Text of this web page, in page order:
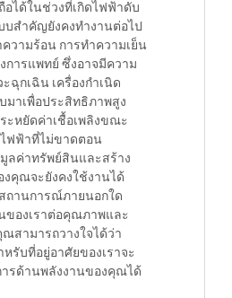
อได้ในช่วงที่เกิดไฟฟ้าดับ
สำคัญยังคงทำงานต่อไป
วามร้อน การทำความเย็น
การแพทย์ ซึ่งอาจมีความ
ฉุกเฉิน เครื่องกำเนิด
มาเพื่อประสิทธิภาพสูง
ะหยัดค่าเชื้อเพลิงขณะ
ฟฟ้าที่ไม่ขาดตอน
ลค่าทรัพย์สินและสร้าง
คุณจะยังคงใช้งานได้
ถานการณ์ภายนอกใด
ของเราต่อคุณภาพและ
สามารถวางใจได้ว่า
หรับที่อยู่อาศัยของเราจะ
รด้านพลังงานของคุณได้